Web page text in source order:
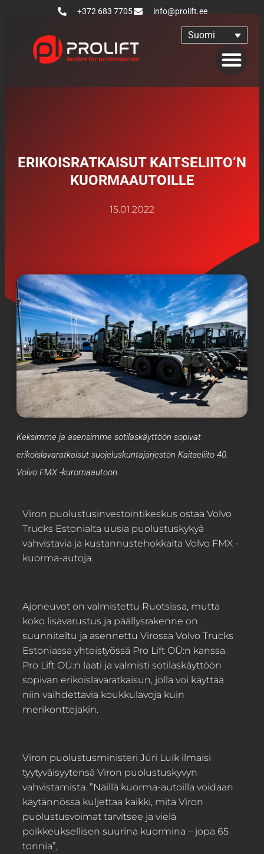
+372 683 7705 info@prolift.ee
Suomi
ERIKOISRATKAISUT KAITSELIITO’N
KUORMAAUTOILLE
15.01.2022
Keksimme ja asensimme sotilaskäyttöön sopivat
erikoislavaratkaisut suojeluskuntajärjestön Kaitseliito 40.
Volvo FMX -kuromaautoon.
Viron puolustusinvestointikeskus ostaa Volvo
Trucks Estonialta uusia puolustuskykyä
vahvistavia ja kustannustehokkaita Volvo FMX -
kuorma-autoja.
Ajoneuvot on valmistettu Ruotsissa, mutta
koko lisävarustus ja päällysrakenne on
suunniteltu ja asennettu Virossa Volvo Trucks
Estoniassa yhteistyössä Pro Lift OÜ:n kanssa.
Pro Lift OÜ:n laati ja valmisti sotilaskäyttöön
sopivan erikoislavaratkaisun, jolla voi käyttää
niin vaihdettavia koukkulavoja kuin
merikonttejakin.
Viron puolustusministeri Jüri Luik ilmaisi
tyytyväisyytensä Viron puolustuskyvyn
vahvistamista. ”Näillä kuorma-autoilla voidaan
käytännössä kuljettaa kaikki, mitä Viron
puolustusvoimat tarvitsee ja vielä
poikkeuksellisen suurina kuormina – jopa 65
tonnia”,